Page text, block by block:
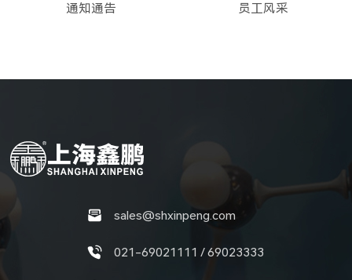
通知通告 员工风采
sales@shxinpeng.com
021-69021111 / 69023333